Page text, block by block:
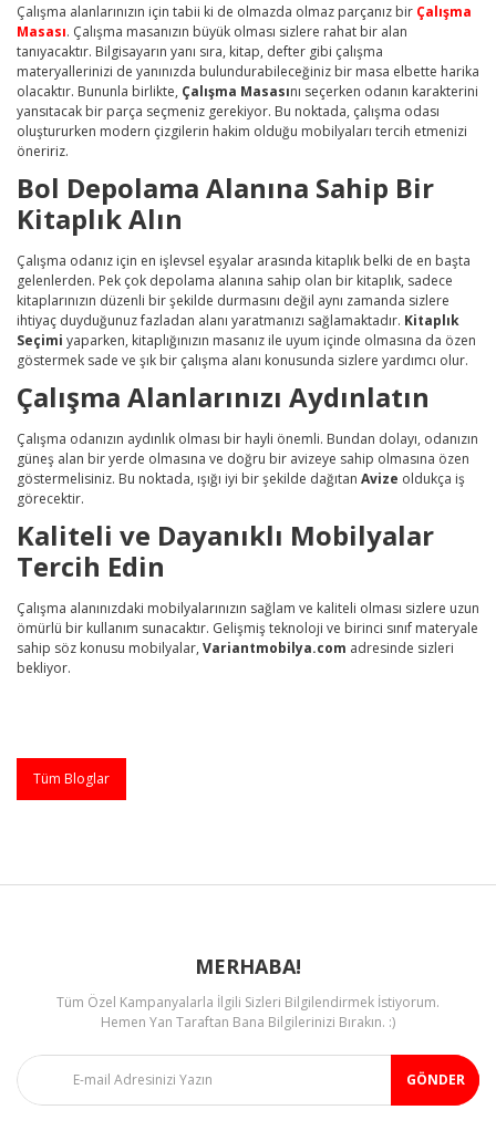
Çalışma alanlarınızın için tabii ki de olmazda olmaz parçanız bir Çalışma
Masası. Çalışma masanızın büyük olması sizlere rahat bir alan
tanıyacaktır. Bilgisayarın yanı sıra, kitap, defter gibi çalışma
materyallerinizi de yanınızda bulundurabileceğiniz bir masa elbette harika
olacaktır. Bununla birlikte, Çalışma Masasını seçerken odanın karakterini
yansıtacak bir parça seçmeniz gerekiyor. Bu noktada, çalışma odası
oluştururken modern çizgilerin hakim olduğu mobilyaları tercih etmenizi
öneririz.
Bol Depolama Alanına Sahip Bir
Kitaplık Alın
Çalışma odanız için en işlevsel eşyalar arasında kitaplık belki de en başta
gelenlerden. Pek çok depolama alanına sahip olan bir kitaplık, sadece
kitaplarınızın düzenli bir şekilde durmasını değil aynı zamanda sizlere
ihtiyaç duyduğunuz fazladan alanı yaratmanızı sağlamaktadır. Kitaplık
Seçimi yaparken, kitaplığınızın masanız ile uyum içinde olmasına da özen
göstermek sade ve şık bir çalışma alanı konusunda sizlere yardımcı olur.
Çalışma Alanlarınızı Aydınlatın
Çalışma odanızın aydınlık olması bir hayli önemli. Bundan dolayı, odanızın
güneş alan bir yerde olmasına ve doğru bir avizeye sahip olmasına özen
göstermelisiniz. Bu noktada, ışığı iyi bir şekilde dağıtan Avize oldukça iş
görecektir.
Kaliteli ve Dayanıklı Mobilyalar
Tercih Edin
Çalışma alanınızdaki mobilyalarınızın sağlam ve kaliteli olması sizlere uzun
ömürlü bir kullanım sunacaktır. Gelişmiş teknoloji ve birinci sınıf materyale
sahip söz konusu mobilyalar, Variantmobilya.com adresinde sizleri
bekliyor.
Tüm Bloglar
MERHABA!
Tüm Özel Kampanyalarla İlgili Sizleri Bilgilendirmek İstiyorum.
Hemen Yan Taraftan Bana Bilgilerinizi Bırakın. :)
GÖNDER